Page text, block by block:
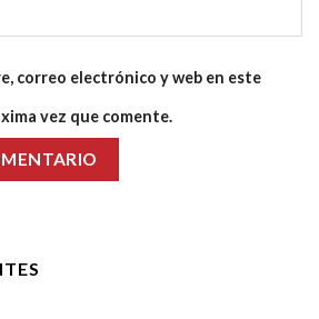
correo electrónico y web en este
vez que comente.